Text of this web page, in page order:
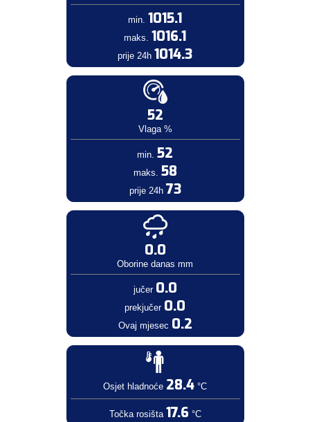
min. 1015.1
maks. 1016.1
prije 24h 1014.3
52
Vlaga %
min. 52
maks. 58
prije 24h 73
0.0
Oborine danas mm
jučer 0.0
prekjučer 0.0
Ovaj mjesec 0.2
Osjet hladnoće 28.4 °C
Točka rosišta 17.6 °C